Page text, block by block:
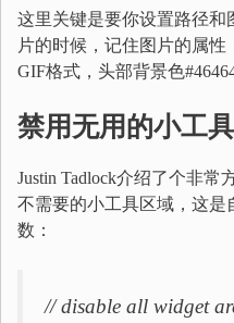
这里关键是要你设置路径和
片的时候，记住图片的属性
GIF格式，头部背景色
禁用无用的小工
Justin Tadlock介绍了个非
不需要的小工具区域，这是
数：
// disable all widget